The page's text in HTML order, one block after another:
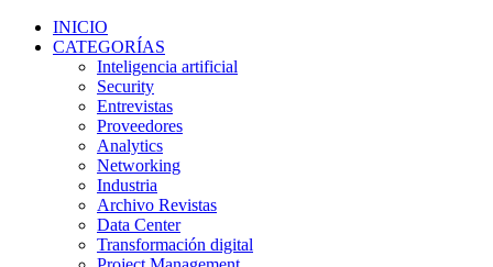
INICIO
CATEGORÍAS
Inteligencia artificial
Security
Entrevistas
Proveedores
Analytics
Networking
Industria
Archivo Revistas
Data Center
Transformación digital